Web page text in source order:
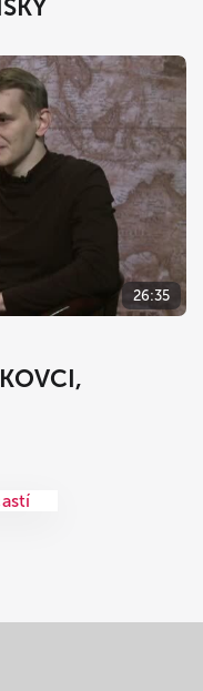
26:35